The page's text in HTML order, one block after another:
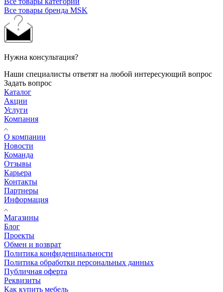
Все товары бренда MSK
Нужна консультация?
Наши специалисты ответят на любой интересующий вопрос
Задать вопрос
Каталог
Акции
Услуги
Компания
О компании
Новости
Команда
Отзывы
Карьера
Контакты
Партнеры
Информация
Магазины
Блог
Проекты
Обмен и возврат
Политика конфиденциальности
Политика обработки персональных данных
Публичная оферта
Реквизиты
Как купить мебель